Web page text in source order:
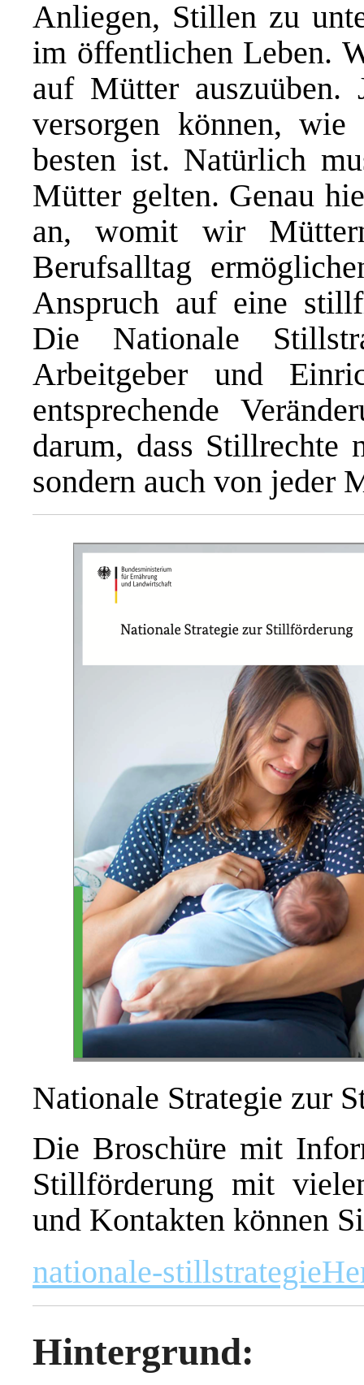
Anliegen, Stillen zu
im öffentlichen Leben.
auf Mütter
versorgen können,
besten ist. Natürlich
Mütter gelten. Genau
an, womit wir
Berufsalltag
Anspruch auf eine
Die Nationale
Arbeitgeber und
entsprechende
darum, dass Stillrechte
sondern auch von jeder
Nationale Strategie zur
Die Broschüre mit
Stillförderung mit
und Kontakten können
nationale-stillstrategie
Hintergrund: